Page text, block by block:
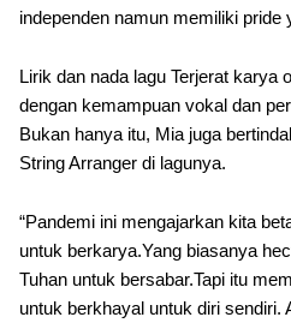
independen namun memiliki pride
Lirik dan nada lagu Terjerat karya
dengan kemampuan vokal dan
Bukan hanya itu, Mia juga
String Arranger di lagunya.
“Pandemi ini mengajarkan kita
untuk berkarya.Yang biasanya
Tuhan untuk bersabar.Tapi itu
untuk berkhayal untuk diri sendiri.